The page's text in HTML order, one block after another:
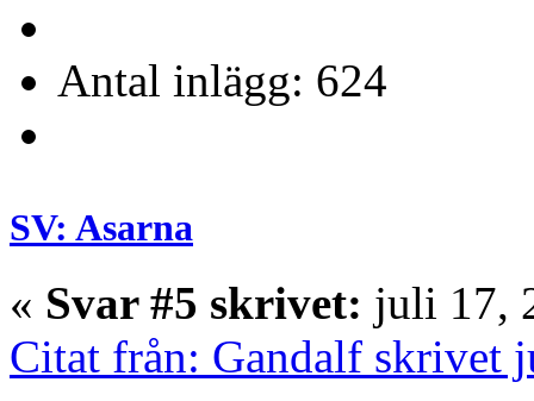
Antal inlägg: 624
SV: Asarna
« Svar #5 skrivet: juli 17,
Citat från: Gandalf skrivet